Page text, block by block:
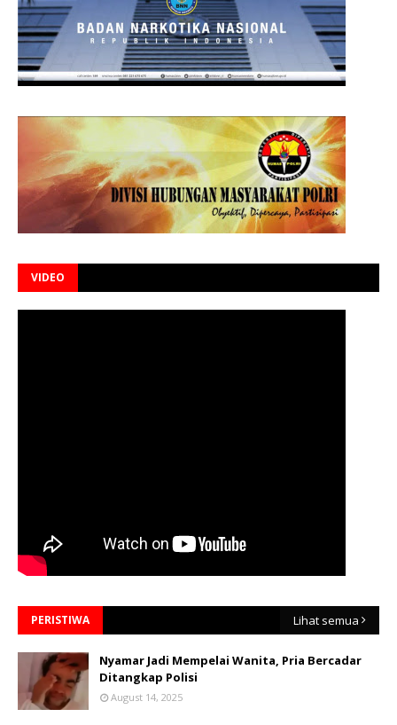
VIDEO
PERISTIWA Lihat semua
Nyamar Jadi Mempelai Wanita, Pria Bercadar
Ditangkap Polisi
August 14, 2025